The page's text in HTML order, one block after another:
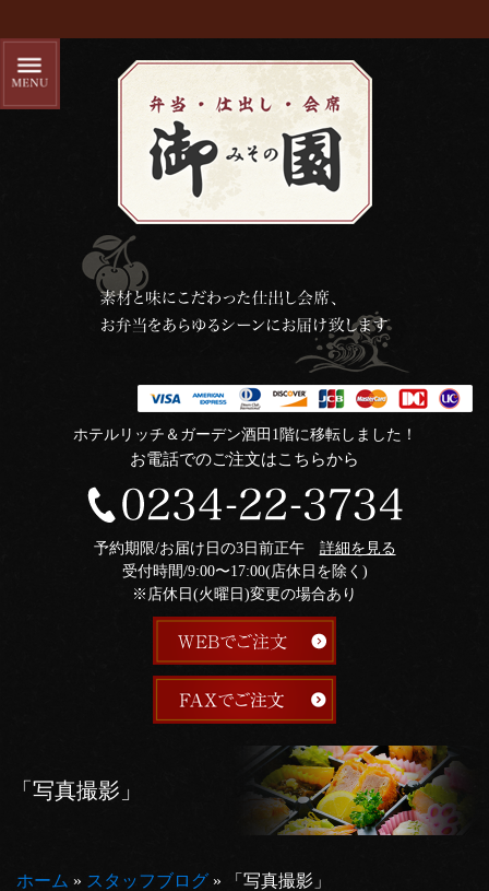
ホテルリッチ＆ガーデン酒田1階に移転しました！
お電話でのご注文はこちらから
予約期限/お届け日の3日前正午 詳細を見る
受付時間/9:00〜17:00(店休日を除く)
※店休日(火曜日)変更の場合あり
「写真撮影」
ホーム » スタッフブログ » 「写真撮影」